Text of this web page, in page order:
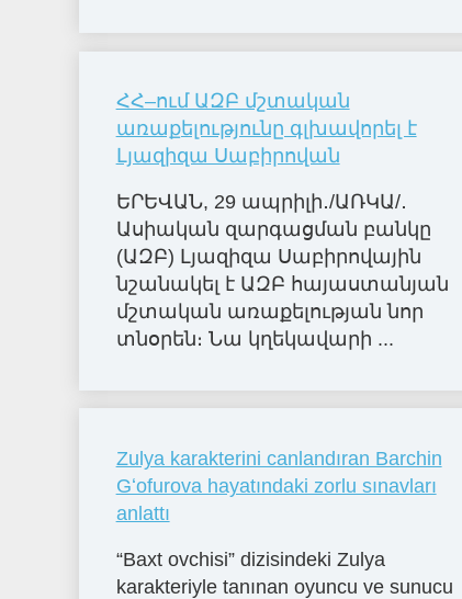
ՀՀ–ում ԱԶԲ մշտական
առաքելությունը գլխավորել է
Լյազիզա Սաբիրովան
ԵՐԵՎԱՆ, 29 ապրիլի․/ԱՌԿԱ/․
Ասիական զարգացման բանկը
(ԱԶԲ) Լյազիզա Սաբիրովային
նշանակել է ԱԶԲ հայաստանյան
մշտական առաքելության նոր
տնօրեն։ Նա կղեկավարի ...
Zulya karakterini canlandıran Barchin
Gʻofurova hayatındaki zorlu sınavları
anlattı
“Baxt ovchisi” dizisindeki Zulya
karakteriyle tanınan oyuncu ve sunucu